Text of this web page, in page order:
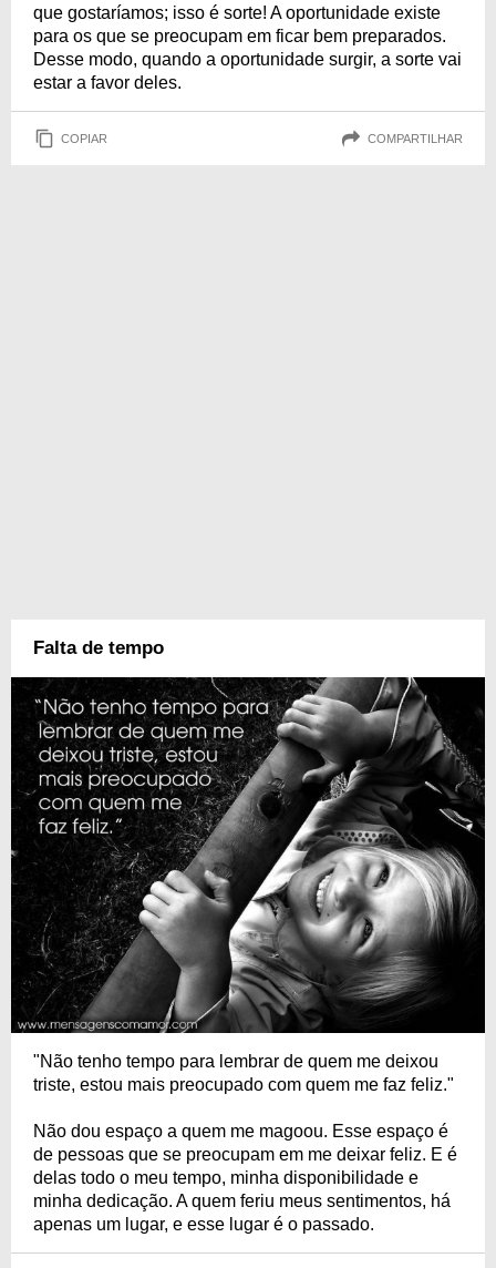
que gostaríamos; isso é sorte! A oportunidade existe
para os que se preocupam em ficar bem preparados.
Desse modo, quando a oportunidade surgir, a sorte vai
estar a favor deles.
COPIAR COMPARTILHAR
Falta de tempo
"Não tenho tempo para lembrar de quem me deixou
triste, estou mais preocupado com quem me faz feliz."
Não dou espaço a quem me magoou. Esse espaço é
de pessoas que se preocupam em me deixar feliz. E é
delas todo o meu tempo, minha disponibilidade e
minha dedicação. A quem feriu meus sentimentos, há
apenas um lugar, e esse lugar é o passado.